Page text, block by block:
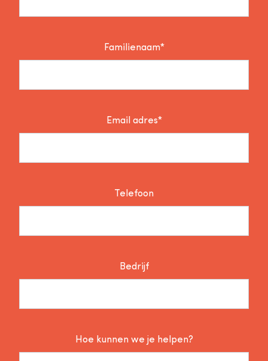
Familienaam*
Email adres*
Telefoon
Bedrijf
Hoe kunnen we je helpen?